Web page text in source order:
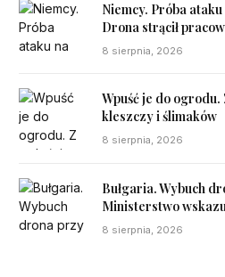
Niemcy. Próba
Drona strącił
8 sierpnia, 2026
Wpuść je do ogrodu.
kleszczy i ślimaków
8 sierpnia, 2026
Bułgaria. Wybuch
Ministerstwo
8 sierpnia, 2026